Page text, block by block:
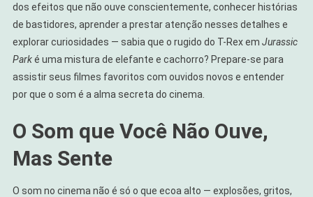
dos efeitos que não ouve conscientemente, conhecer histórias
de bastidores, aprender a prestar atenção nesses detalhes e
explorar curiosidades — sabia que o rugido do T-Rex em Jurassic
Parké uma mistura de elefante e cachorro? Prepare-se para
assistir seus filmes favoritos com ouvidos novos e entender
por que o som é a alma secreta do cinema.
O Som que Você Não Ouve,
Mas Sente
O som no cinema não é só o que ecoa alto — explosões, gritos,